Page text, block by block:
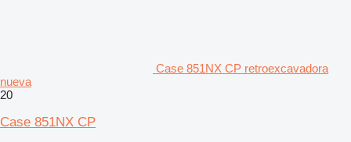
Case 851NX CP retroexcavadora
nueva
20
Case 851NX CP